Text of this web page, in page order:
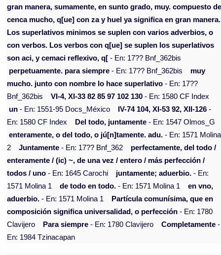
gran manera, sumamente, en sunto grado, muy. compuesto
cenca mucho, q[ue] con za y huel ya significa en gran manera.
Los superlativos minimos se suplen con varios adverbios, o
con verbos. Los verbos con q[ue] se suplen los superlativos
son aci, y cemaci reflexivo, q[ - En: 17?? Bnf_362bis
perpetuamente. para siempre - En: 17?? Bnf_362bis
muy
mucho. junto con nombre lo hace superlativo - En: 17??
Bnf_362bis
VI-4, XI-33 82 85 97 102 130 - En: 1580 CF Index
un - En: 1551-95 Docs_México IV-74 104, XI-53 92, XII-126 -
En: 1580 CF Index
Del todo, juntamente - En: 1547 Olmos_G
enteramente, o del todo, o jú[n]tamente. adu. - En: 1571 Molina
2
Juntamente - En: 17?? Bnf_362
perfectamente, del todo /
enteramente / (ic) ~, de una vez / entero / más perfección /
todos / uno - En: 1645 Carochi juntamente; aduerbio. - En:
1571 Molina 1
de todo en todo. - En: 1571 Molina 1
en vno,
aduerbio. - En: 1571 Molina 1
Partícula comunísima, que en
composición significa universalidad, o perfección - En: 1780
Clavijero
Para siempre - En: 1780 Clavijero Completamente -
En: 1984 Tzinacapan